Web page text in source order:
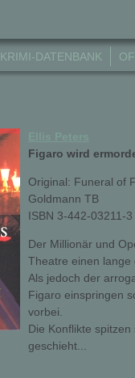
KRIMI-DATENBANK
Figaro wird
Original: Funeral of
Goldmann TB
ISBN 3-442-03211-3
Der Millionär und
Theatre einen lange
Als jedoch der
Figaro einspringen
vorbei.
Die Konflikte
geschieht...